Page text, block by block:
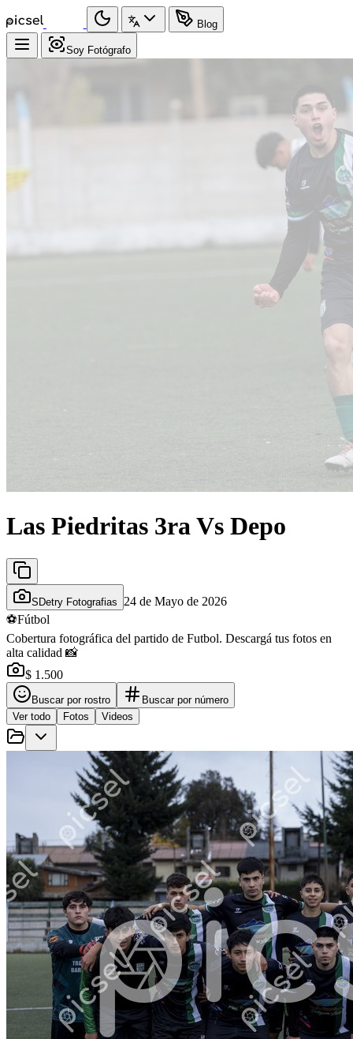
Blog
Soy Fotógrafo
Las Piedritas 3ra Vs Depo
SDetry Fotografias
24 de Mayo de 2026
⚽Fútbol
Cobertura fotográfica del partido de Futbol. Descargá tus fotos en
alta calidad 📸
$ 1.500
Buscar por rostro
Buscar por número
Ver todo
Fotos Videos